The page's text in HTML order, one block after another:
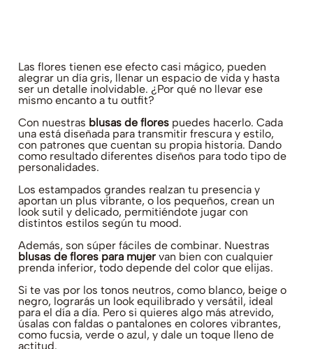
Las flores tienen ese efecto casi mágico, pueden
alegrar un día gris, llenar un espacio de vida y hasta
ser un detalle inolvidable. ¿Por qué no llevar ese
mismo encanto a tu outfit?
Con nuestras blusas de flores puedes hacerlo. Cada
una está diseñada para transmitir frescura y estilo,
con patrones que cuentan su propia historia. Dando
como resultado diferentes diseños para todo tipo de
personalidades.
Los estampados grandes realzan tu presencia y
aportan un plus vibrante, o los pequeños, crean un
look sutil y delicado, permitiéndote jugar con
distintos estilos según tu mood.
Además, son súper fáciles de combinar. Nuestras
blusas de flores para mujer van bien con cualquier
prenda inferior, todo depende del color que elijas.
Si te vas por los tonos neutros, como blanco, beige o
negro, lograrás un look equilibrado y versátil, ideal
para el día a día. Pero si quieres algo más atrevido,
úsalas con faldas o pantalones en colores vibrantes,
como fucsia, verde o azul, y dale un toque lleno de
actitud.